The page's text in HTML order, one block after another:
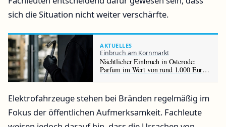
sich die Situation nicht weiter verschärfte.
AKTUELLES
Einbruch am Kornmarkt
Nächtlicher Einbruch in Osterode:
Parfum im Wert von rund 1.000 Euro
Elektrofahrzeuge stehen bei Bränden regelmäßig im
Fokus der öffentlichen Aufmerksamkeit. Fachleute